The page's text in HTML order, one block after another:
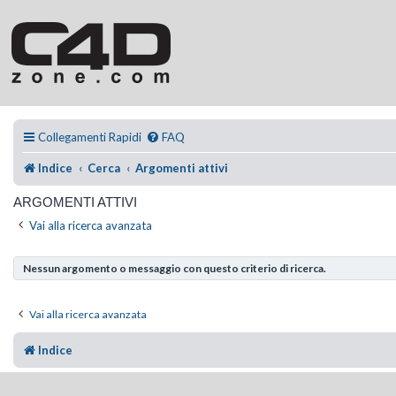
Collegamenti Rapidi FAQ
Indice Cerca Argomenti attivi
ARGOMENTI ATTIVI
Vai alla ricerca avanzata
Nessun argomento o messaggio con questo criterio di ricerca.
Vai alla ricerca avanzata
Indice